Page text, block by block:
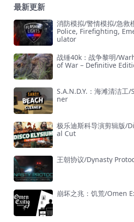
最新更新
消防模拟/警情模拟/急
Police, Firefighting,
ulator
战锤40k：战争黎明/
of War – Definitive
S.A.N.D.Y.：海滩清洁工
ner
极乐迪斯科导演剪辑版/
al Cut
王朝协议/Dynasty
崩坏之兆：饥荒/Omen